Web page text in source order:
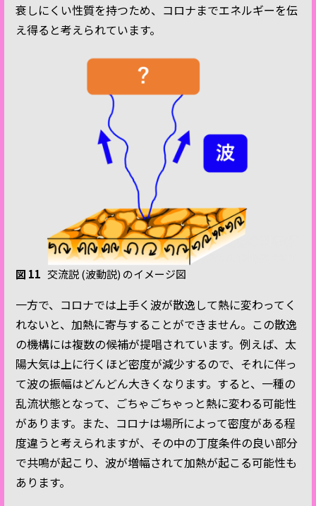
衰しにくい性質を持つため、コロナまでエネルギーを伝
え得ると考えられています。
図 11 交流説 (波動説) のイメージ図
一方で、コロナでは上手く波が散逸して熱に変わってく
れないと、加熱に寄与することができません。この散逸
の機構には複数の候補が提唱されています。例えば、太
陽大気は上に行くほど密度が減少するので、それに伴っ
て波の振幅はどんどん大きくなります。すると、一種の
乱流状態となって、ごちゃごちゃっと熱に変わる可能性
があります。また、コロナは場所によって密度がある程
度違うと考えられますが、その中の丁度条件の良い部分
で共鳴が起こり、波が増幅されて加熱が起こる可能性も
あります。